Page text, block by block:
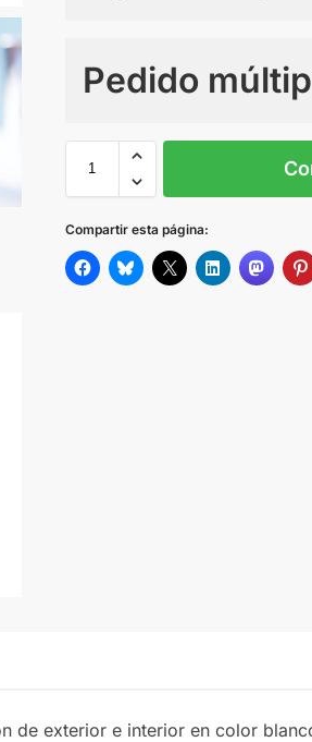
Pedido
AMARILLO
AZUL
Compartir esta página:
exterior e interior en color